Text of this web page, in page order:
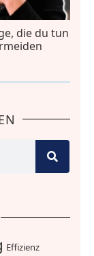
die du tun
Effizienz